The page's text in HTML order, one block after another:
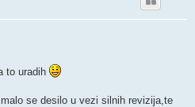
to uradih
se desilo u vezi silnih revizija,te